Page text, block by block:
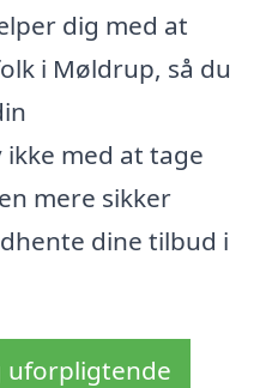
dig med at
i Møldrup, så du
med at tage
mere sikker
dine tilbud i
uforpligtende